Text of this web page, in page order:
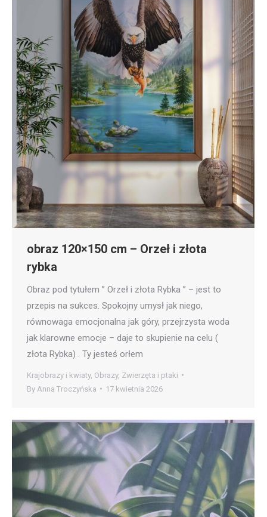
obraz 120×150 cm – Orzeł i złota
rybka
Obraz pod tytułem ” Orzeł i złota Rybka ” – jest to
przepis na sukces. Spokojny umysł jak niego,
równowaga emocjonalna jak góry, przejrzysta woda
jak klarowne emocje – daje to skupienie na celu (
złota Rybka) . Ty jesteś orłem
Krajobrazy i kwiaty, Obrazy, Zwierzęta i ptaki
By Anna Troczyńska 17 kwietnia 2026